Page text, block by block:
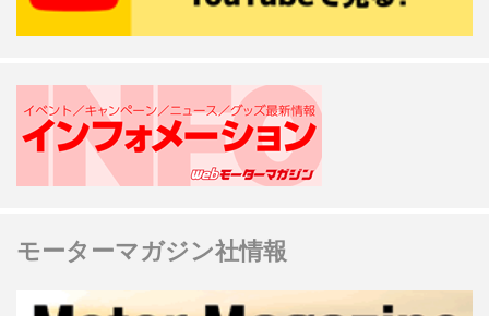
モーターマガジン社情報